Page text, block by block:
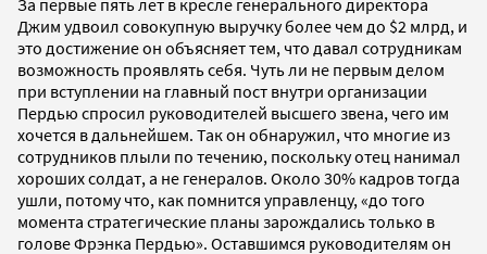
Джим удвоил совокупную выручку более чем до $2 млрд, и
это достижение он объясняет тем, что давал сотрудникам
возможность проявлять себя. Чуть ли не первым делом
при вступлении на главный пост внутри организации
Пердью спросил руководителей высшего звена, чего им
хочется в дальнейшем. Так он обнаружил, что многие из
сотрудников плыли по течению, поскольку отец нанимал
хороших солдат, а не генералов. Около 30% кадров тогда
ушли, потому что, как помнится управленцу, «до того
момента стратегические планы зарождались только в
голове Фрэнка Пердью». Оставшимся руководителям он